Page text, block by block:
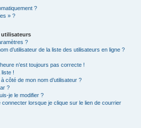
?
» ?
utilisateurs
?
d’utilisateur de la liste des utilisateurs en ligne ?
n’est toujours pas correcte !
liste !
côté de mon nom d’utilisateur ?
?
je le modifier ?
connecter lorsque je clique sur le lien de courrier